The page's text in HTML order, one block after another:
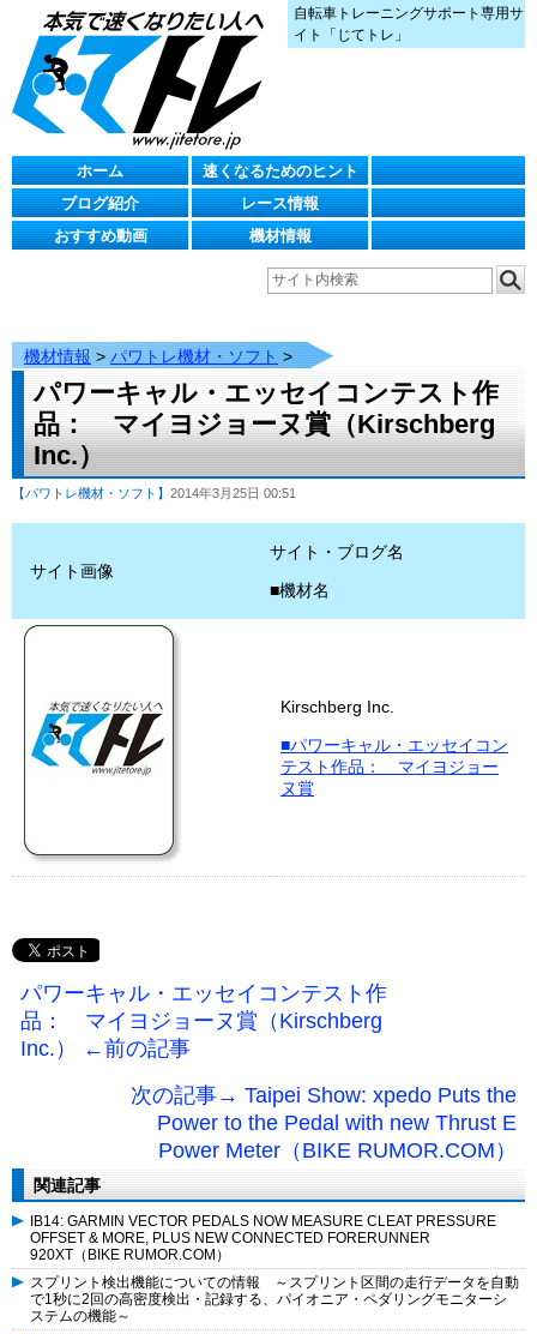
自転車トレーニングサポート専用サ
イト「じてトレ」
ホーム
速くなるためのヒント
ブログ紹介
レース情報
おすすめ動画
機材情報
機材情報 > パワトレ機材・ソフト >
パワーキャル・エッセイコンテスト作
品： マイヨジョーヌ賞（Kirschberg
Inc.）
【パワトレ機材・ソフト】 2014年3月25日 00:51
サイト画像
サイト・ブログ名
■機材名
Kirschberg Inc.
■パワーキャル・エッセイコン
テスト作品： マイヨジョー
ヌ賞
パワーキャル・エッセイコンテスト作
品： マイヨジョーヌ賞（Kirschberg
Inc.） ←前の記事
次の記事→ Taipei Show: xpedo Puts the
Power to the Pedal with new Thrust E
Power Meter（BIKE RUMOR.COM）
関連記事
IB14: GARMIN VECTOR PEDALS NOW MEASURE CLEAT PRESSURE
OFFSET & MORE, PLUS NEW CONNECTED FORERUNNER
920XT（BIKE RUMOR.COM）
スプリント検出機能についての情報 ～スプリント区間の走行データを自動
で1秒に2回の高密度検出・記録する、パイオニア・ペダリングモニターシ
ステムの機能～